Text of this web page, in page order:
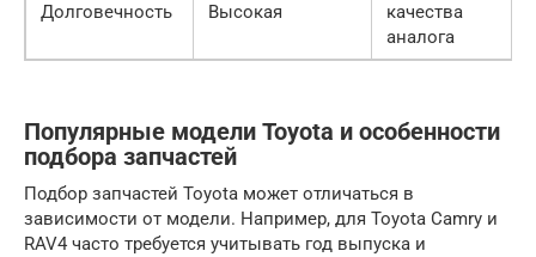
Долговечность Высокая
качества
аналога
Популярные модели Toyota и особенности
подбора запчастей
Подбор запчастей Toyota может отличаться в
зависимости от модели. Например, для Toyota Camry и
RAV4 часто требуется учитывать год выпуска и